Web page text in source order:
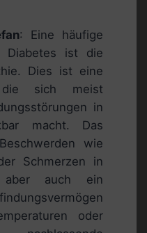
: Eine häufige
Diabetes ist die
Dies ist eine
die sich meist
in
macht. Das
wie
Schmerzen in
auch ein
oder